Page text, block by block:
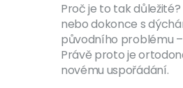
Proč je to tak
nebo dokonce s
původního problému
Právě proto je
novému uspořádání.